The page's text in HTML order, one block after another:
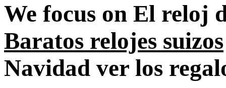
We focus on El reloj
Baratos relojes suizos
Navidad ver los